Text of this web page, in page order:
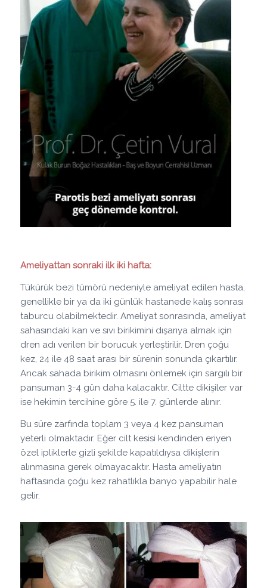
Ameliyattan sonraki ilk iki hafta:
Tükürük bezi tümörü nedeniyle ameliyat edilen hasta,
genellikle bir ya da iki günlük hastanede kalış sonrası
taburcu olabilmektedir. Ameliyat sonrasında, ameliyat
sahasındaki kan ve sıvı birikimini dışarıya almak için
dren adı verilen bir borucuk yerleştirilir. Dren çoğu
kez, 24 ile 48 saat arası bir sürenin sonunda çıkartılır.
Ancak sahada birikim olmasını önlemek için sargılı bir
pansuman 3-4 gün daha kalacaktır. Ciltte dikişiler var
ise hekimin tercihine göre 5. ile 7. günlerde alınır.
Bu süre zarfında toplam 3 veya 4 kez pansuman
yeterli olmaktadır. Eğer cilt kesisi kendinden eriyen
özel ipliklerle gizli şekilde kapatıldıysa dikişlerin
alınmasına gerek olmayacaktır. Hasta ameliyatın
haftasında çoğu kez rahatlıkla banyo yapabilir hale
gelir.